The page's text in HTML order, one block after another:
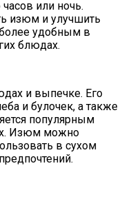
или ночь.
изюм и улучшить
более удобным в
блюдах.
и выпечке. Его
и булочек, а также
популярным
Изюм можно
в сухом